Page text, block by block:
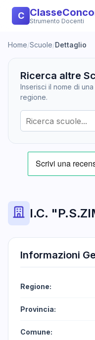
C
Strumento Docenti
Home/Scuole/Dettaglio
Ricerca altre
Inserisci il nome di
regione.
I.C.
Informazioni
Regione:
Provincia:
Comune: